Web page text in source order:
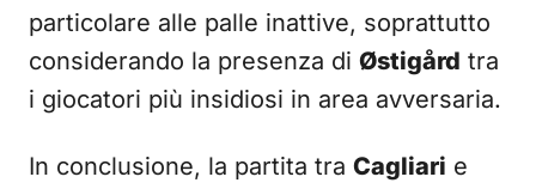
particolare alle palle inattive, soprattutto
considerando la presenza di Østigård tra
i giocatori più insidiosi in area avversaria.
In conclusione, la partita tra Cagliari e